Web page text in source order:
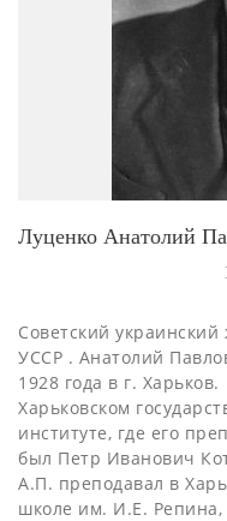
Луценко Анатолий
Советский
УССР . Анатолий
1928 года в г.
Харьковском
институте, где его
был Петр Иванович
А.П. преподавал в
школе им. И.Е.